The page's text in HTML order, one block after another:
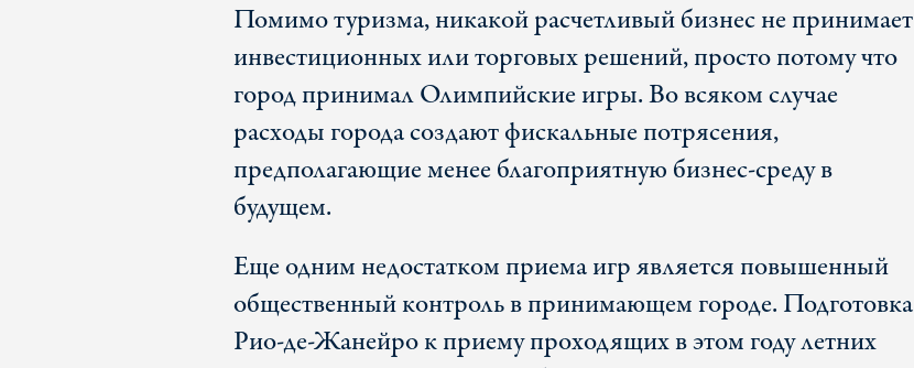
Помимо туризма, никакой расчетливый бизнес не принимает
инвестиционных или торговых решений, просто потому что
город принимал Олимпийские игры. Во всяком случае
расходы города создают фискальные потрясения,
предполагающие менее благоприятную бизнес-среду в
будущем.
Еще одним недостатком приема игр является повышенный
общественный контроль в принимающем городе. Подготовка
Рио-де-Жанейро к приему проходящих в этом году летних